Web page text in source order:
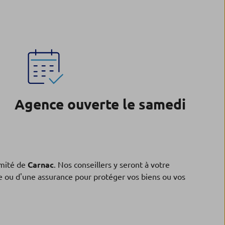
Agence ouverte le samedi
de Carnac. Nos conseillers y seront à votre
d'une assurance pour protéger vos biens ou vos